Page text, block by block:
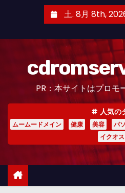
土. 8月 8th,
PR：本サイトはプロモ
人気の
ムームードメイン 健康 美容 パ
イクオス